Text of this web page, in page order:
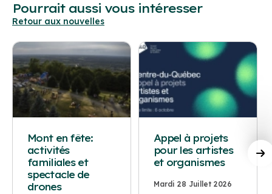
Pourrait aussi vous intéresser
Retour aux nouvelles
Mont en fête:
activités
familiales et
spectacle de
drones
Appel à projets
pour les artistes
et organismes
Mardi 28 Juillet 2026